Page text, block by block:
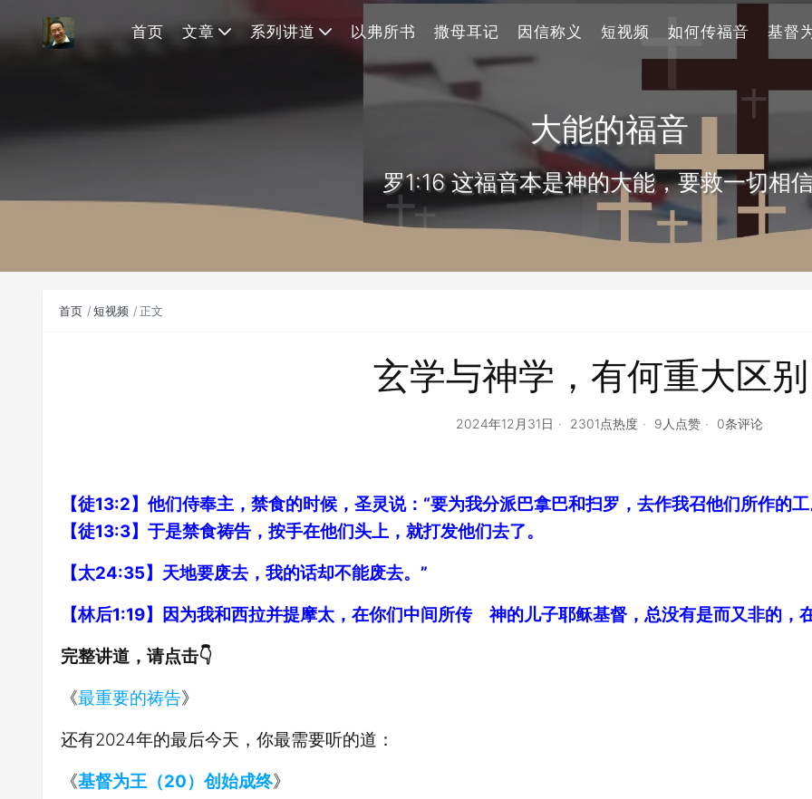
首页 文章 系列讲道 以弗所书 撒母耳记 因信称义 短视频 如何传福音 基督
大能的福音
罗1:16 这福音本是神的大能，要救一切相
首页 短视频 正文
玄学与神学，有何重大区别
2024年12月31日 2301点热度 9人点赞 0条评论
【徒13:2】他们侍奉主，禁食的时候，圣灵说：“要为我分派巴拿巴和扫罗，去作我召他们所作的工
【徒13:3】于是禁食祷告，按手在他们头上，就打发他们去了。
【太24:35】天地要废去，我的话却不能废去。”
【林后1:19】因为我和西拉并提摩太，在你们中间所传 神的儿子耶稣基督，总没有是而又非的，
完整讲道，请点击👇
《最重要的祷告》
还有2024年的最后今天，你最需要听的道：
《基督为王（20）创始成终》